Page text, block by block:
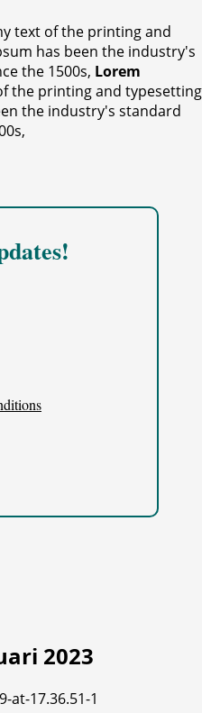
text of the printing and
has been the industry's
the 1500s, Lorem
the printing and typesetting
the industry's standard
2023